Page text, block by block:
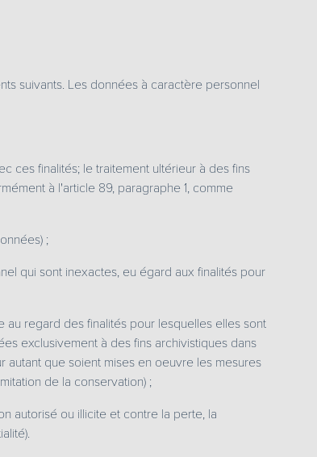
suivants. Les données à caractère personnel
ces finalités; le traitement ultérieur à des fins
à l'article 89, paragraphe 1, comme
;
qui sont inexactes, eu égard aux finalités pour
regard des finalités pour lesquelles elles sont
exclusivement à des fins archivistiques dans
autant que soient mises en oeuvre les mesures
de la conservation) ;
autorisé ou illicite et contre la perte, la